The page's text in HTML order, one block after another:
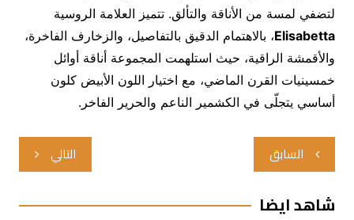
لتضفي لمسة من الأناقة والتألق. تتميز العلامة الروسية
Elisabetta، بالاهتمام الدقيق بالتفاصيل، والزخارف الفاخرة،
والأقمشة الراقية، حيث استلهمت المجموعة أناقة أوائل
خمسينيات القرن الماضي، مع اختيار اللون الأبيض كلون
أساسي يتجلّى في الكشمير الناعم والحرير الفاخر.
تصفّح
المقالات
السابق التالي
شاهد ايضا